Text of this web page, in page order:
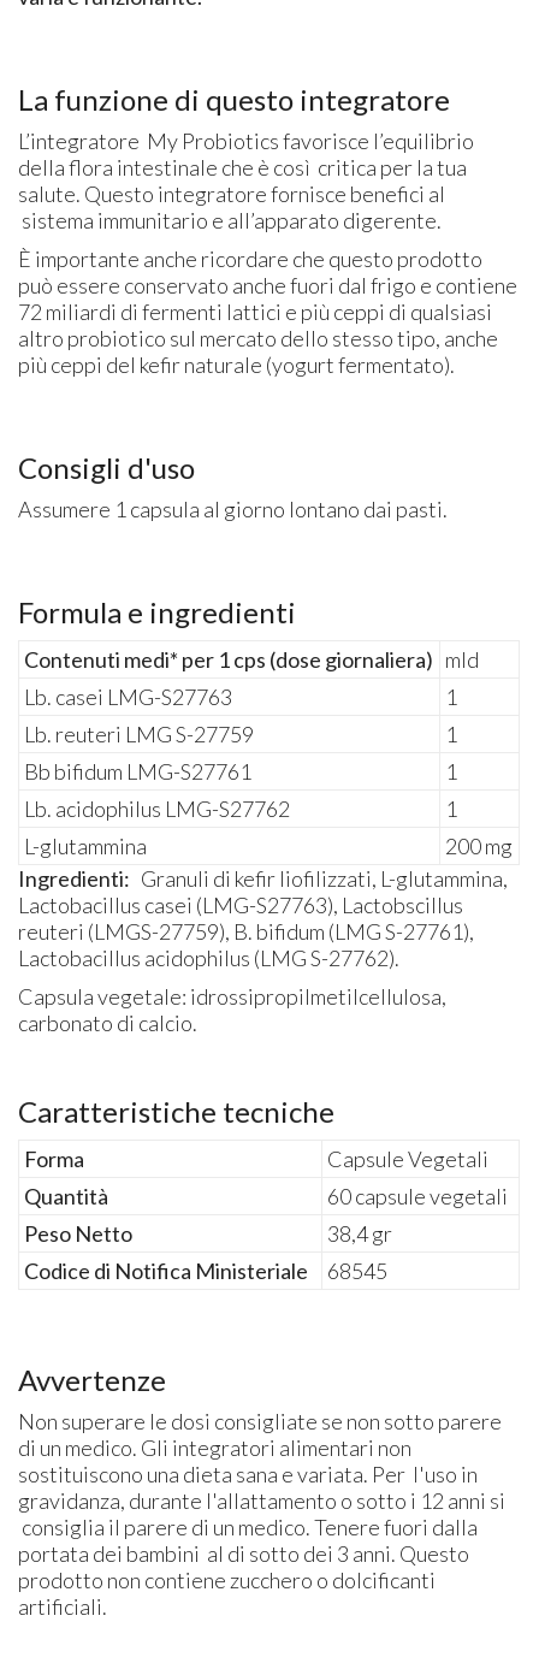
La funzione di questo integratore
L’integratore My Probiotics favorisce l’equilibrio
della flora intestinale che è così critica per la tua
salute. Questo integratore fornisce benefici al
sistema immunitario e all’apparato digerente.
È importante anche ricordare che questo prodotto
può essere conservato anche fuori dal frigo e contiene
72 miliardi di fermenti lattici e più ceppi di qualsiasi
altro probiotico sul mercato dello stesso tipo, anche
più ceppi del kefir naturale (yogurt fermentato).
Consigli d'uso
Assumere 1 capsula al giorno lontano dai pasti.
Formula e ingredienti
Contenuti medi* per 1 cps (dose giornaliera) mld
Lb. casei LMG-S27763
1
Lb. reuteri LMG S-27759
1
Bb bifidum LMG-S27761
1
Lb. acidophilus LMG-S27762
1
L-glutammina
200 mg
Ingredienti: Granuli di kefir liofilizzati, L-glutammina,
Lactobacillus casei (LMG-S27763), Lactobscillus
reuteri (LMGS-27759), B. bifidum (LMG S-27761),
Lactobacillus acidophilus (LMG S-27762).
Capsula vegetale: idrossipropilmetilcellulosa,
carbonato di calcio.
Caratteristiche tecniche
Forma
Capsule Vegetali
Quantità
60 capsule vegetali
Peso Netto
38,4 gr
Codice di Notifica Ministeriale
68545
Avvertenze
Non superare le dosi consigliate se non sotto parere
di un medico. Gli integratori alimentari non
sostituiscono una dieta sana e variata. Per l'uso in
gravidanza, durante l'allattamento o sotto i 12 anni si
consiglia il parere di un medico. Tenere fuori dalla
portata dei bambini al di sotto dei 3 anni. Questo
prodotto non contiene zucchero o dolcificanti
artificiali.